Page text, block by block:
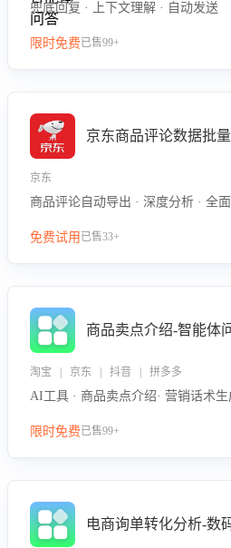
兜底回复 · 上下文理解 · 自动发送
限时免费已售99+
京东商品评论数据批
京东
商品评论自动导出 · 深度分析 · 全
免费试用 已售33+
商品卖点介绍-智能体
淘宝 | 京东 | 抖音 | 拼多多
AI工具 · 商品卖点介绍· 营销话术生
限时免费已售99+
电商询单转化分析-数